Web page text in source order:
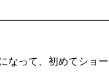
なって、初めてショ